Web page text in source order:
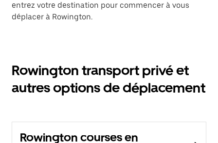
entrez votre destination pour commencer à vous
déplacer à Rowington.
Rowington transport privé et
autres options de déplacement
Rowington courses en